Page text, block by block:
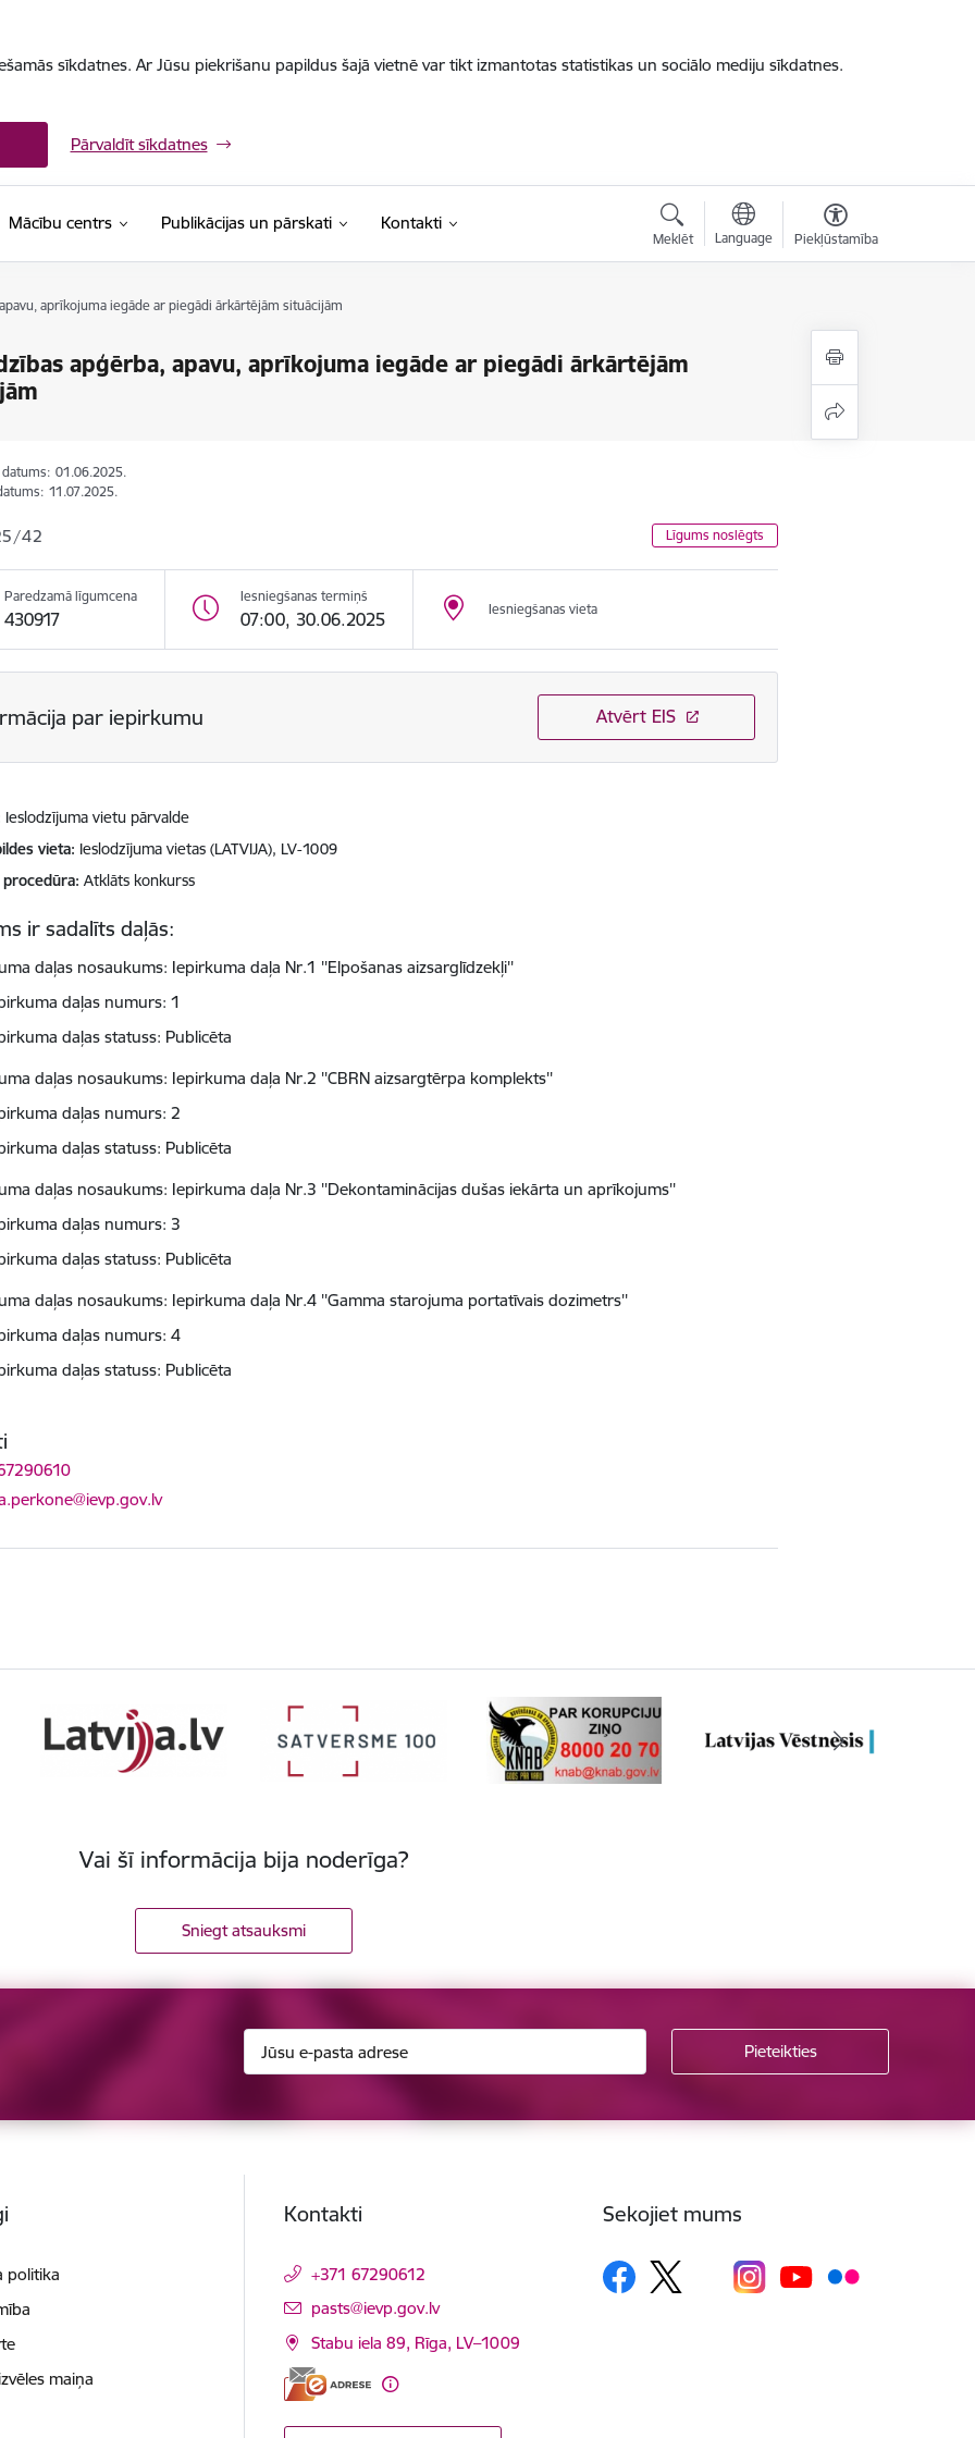
sīkdatnes. Ar Jūsu piekrišanu papildus šajā vietnē var tikt izmantotas statistikas un sociālo mediju sīkdatnes.
Pārvaldīt sīkdatnes
Mācību centrs Publikācijas un pārskati Kontakti
Meklēt Language Piekļūstamība
aprīkojuma iegāde ar piegādi ārkārtējām situācijām
apģērba, apavu, aprīkojuma iegāde ar piegādi ārkārtējām
01.06.2025.
11.07.2025.
42 Līgums noslēgts
Paredzamā līgumcena
430917
Iesniegšanas termiņš
07:00, 30.06.2025 Iesniegšanas vieta
par iepirkumu Atvērt EIS
Ieslodzījuma vietu pārvalde
vieta Ieslodzījuma vietas (LATVIJA), LV-1009
Atklāts konkurss
ir sadalīts daļās:
daļas nosaukums: Iepirkuma daļa Nr.1 ''Elpošanas aizsarglīdzekļi''
daļas numurs: 1
daļas statuss: Publicēta
daļas nosaukums: Iepirkuma daļa Nr.2 ''CBRN aizsargtērpa komplekts''
daļas numurs: 2
daļas statuss: Publicēta
daļas nosaukums: Iepirkuma daļa Nr.3 ''Dekontaminācijas dušas iekārta un aprīkojums''
daļas numurs: 3
daļas statuss: Publicēta
daļas nosaukums: Iepirkuma daļa Nr.4 ''Gamma starojuma portatīvais dozimetrs''
daļas numurs: 4
daļas statuss: Publicēta
Vai šī informācija bija noderīga?
Sniegt atsauksmi
politika
maiņa
Kontakti
+371 67290612
E-pasts:
pasts@ievp.gov.lv
Stabu iela 89, Rīga, LV–1009
Sekojiet mums